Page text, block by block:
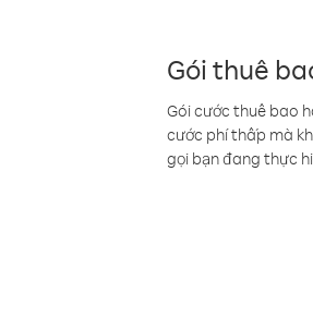
Gói thuê
Gói cước thuê bao
cước phí thấp mà
gọi bạn đang thực